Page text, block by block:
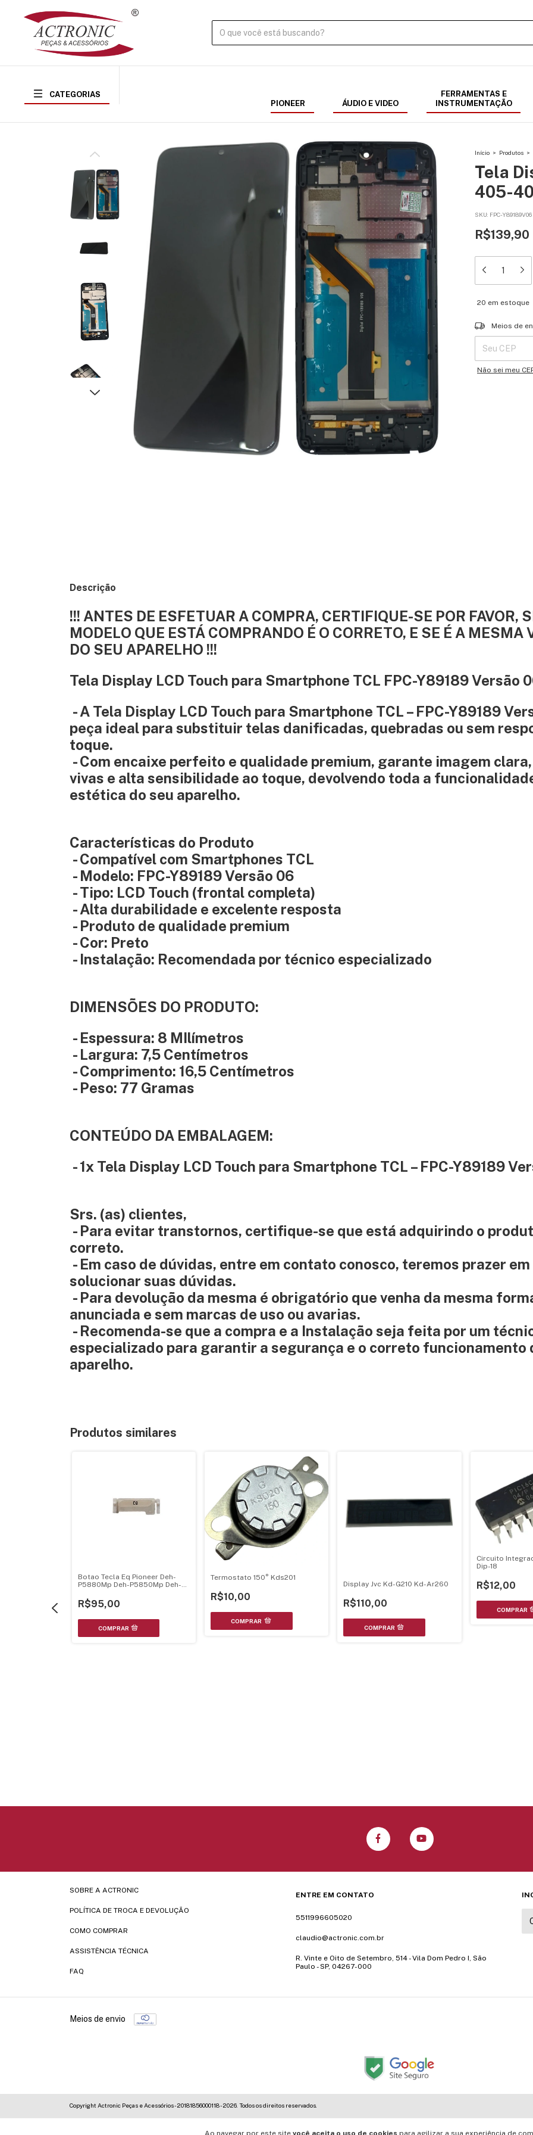
CATEGORIAS
PIONEER
ÁUDIO E VIDEO
FERRAMENTAS E
INSTRUMENTAÇÃO
Ao navegar por este site você aceita o uso de cookies para agilizar a sua experiência de
Início > Produtos >
Tela
405-
SKU: FPC-Y89189V06
R$139,90
20 em estoque
Entregas para o
Meios de
Não sei meu
Descrição
!!! ANTES DE ESFETUAR A COMPRA, CERTIFIQUE-SE POR FAVOR,
MODELO QUE ESTÁ COMPRANDO É O CORRETO, E SE É A MESMA
DO SEU APARELHO !!!
Tela Display LCD Touch para Smartphone TCL FPC-Y89189 Versão
- A Tela Display LCD Touch para Smartphone TCL – FPC-Y89189
peça ideal para substituir telas danificadas, quebradas ou sem
toque.
- Com encaixe perfeito e qualidade premium, garante imagem
vivas e alta sensibilidade ao toque, devolvendo toda a
estética do seu aparelho.
Características do Produto
- Compatível com Smartphones TCL
- Modelo: FPC-Y89189 Versão 06
- Tipo: LCD Touch (frontal completa)
- Alta durabilidade e excelente resposta
- Produto de qualidade premium
- Cor: Preto
- Instalação: Recomendada por técnico especializado
DIMENSÕES DO PRODUTO:
- Espessura: 8 MIlímetros
- Largura: 7,5 Centímetros
- Comprimento: 16,5 Centímetros
- Peso: 77 Gramas
CONTEÚDO DA EMBALAGEM:
- 1x Tela Display LCD Touch para Smartphone TCL – FPC-Y89189
Srs. (as) clientes,
- Para evitar transtornos, certifique-se que está adquirindo o
correto.
- Em caso de dúvidas, entre em contato conosco, teremos prazer em
solucionar suas dúvidas.
- Para devolução da mesma é obrigatório que venha da mesma
anunciada e sem marcas de uso ou avarias.
- Recomenda-se que a compra e a Instalação seja feita por um
especializado para garantir a segurança e o correto funcionamento
aparelho.
Produtos similares
Botao Tecla Eq Pioneer Deh-
P5880Mp Deh-P5850Mp Deh-
R$95,00
Termostato 150° Kds201
R$10,00
Display Jvc Kd-G210 Kd-Ar260
R$110,00
Circuito
Dip-18
R$12,00
SOBRE A ACTRONIC
POLÍTICA DE TROCA E DEVOLUÇÃO
COMO COMPRAR
ASSISTÊNCIA TÉCNICA
FAQ
ENTRE EM CONTATO
5511996605020
claudio@actronic.com.br
R. Vinte e Oito de Setembro, 514 - Vila Dom Pedro I, São
Paulo - SP, 04267-000
Meios de envio
Copyright Actronic Peças e Acessórios - 20181856000118 - 2026. Todos os direitos reservados.